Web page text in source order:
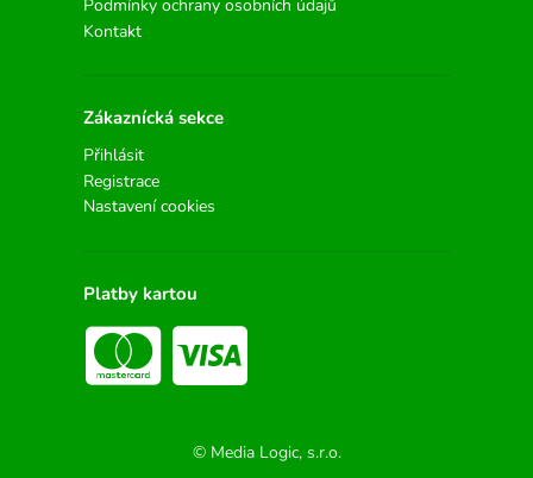
Podmínky ochrany osobních údajů
Kontakt
Zákaznícká sekce
Přihlásit
Registrace
Nastavení cookies
Platby kartou
© Media Logic, s.r.o.